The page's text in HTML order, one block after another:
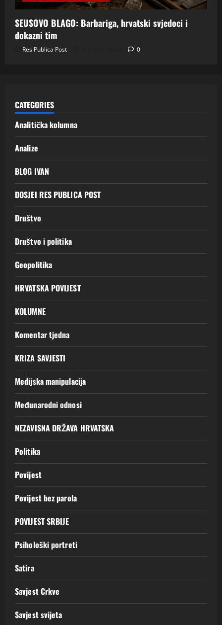
SEUSOVO BLAGO: Barbariga, hrvatski svjedoci i
dokazni tim
Res Publica Post 0
CATEGORIES
Analitička kolumna
Analize
BLOG IVAN
DOSJEI RES PUBLICA POST
Društvo
Društvo i politika
Geopolitika
HRVATSKA POVIJEST
KOLUMNE
Komentar tjedna
KRIZA SAVJESTI
Medijska manipulacija
Međunarodni odnosi
NEZAVISNA DRŽAVA HRVATSKA
Politika
Povijest
Povijest bez parola
POVIJEST SRBIJE
Psihološki portreti
Satira
Savjest Crkve
Savjest svijeta